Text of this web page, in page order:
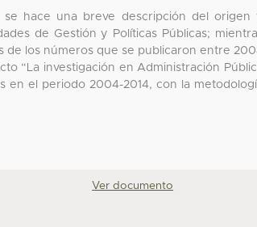
hace una breve descripción del origen
de Gestión y Políticas Públicas;
de los números que se publicaron entre
“La investigación en Administración
en el periodo 2004-2014, con la
Ver documento